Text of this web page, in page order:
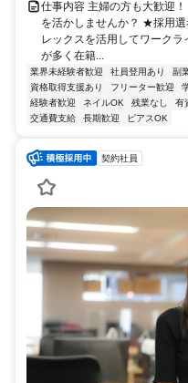
仕事内容 主婦の方も大歓迎
を活かしませんか？ ★採用
レックスを活用してワーク
が多く在籍...
業界未経験者歓迎 社員登用あり 副
資格取得支援あり
フリーター歓迎
経験者歓迎
ネイルOK 残業なし 有
交通費支給
長期歓迎 ピアスOK
契約社員